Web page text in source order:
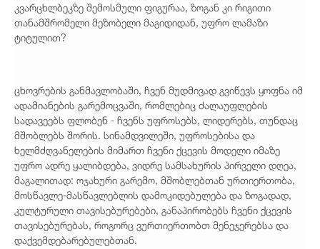
კვარცხლბეკზე შემოსმული ფიგურაა, ზოგან კი რიგითი
თანამშრომელი მეზობელი მაგიდიდან, უფრო ლამაზი
ტიტულით?
ცხოვრების განმავლობაში, ჩვენ მუდმივად გვიწევს ყოფნა იმ
ადამიანების გარემოცვაში, რომლებიც ძალაუფლების
სადავეებს ფლობენ - ჩვენს უფროსებს, ლიდერებს, თუნდაც
მშობლებს შორის. სინამდვილეში, უფროსებისა და
ხელმძღვანელების მიმართ ჩვენი ქცევის მოდელი იმაზე
უფრო ადრე ყალიბდება, ვიდრე სამსახურის პირველი დღეა,
მაგალითად: ოჯახური გარემო, მშობლებთან ურთიერთობა,
მოსწავლე-მასწავლებლის დამოკიდებულება და ზოგადად,
კულტურული თავისებურებები, განაპირობებს ჩვენი ქცევის
თავისებურებას, როგორც ვურთიერთობთ მენეჯერებსა და
დაქვემდებარებულებთან.